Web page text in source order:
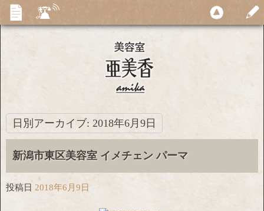
日別アーカイブ: 2018年6月9日
新潟市東区美容室 イメチェン パーマ
投稿日 2018年6月9日